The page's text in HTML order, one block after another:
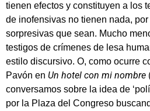
tienen efectos y constituyen a los
de inofensivas no tienen nada, por
sorpresivas que sean. Mucho
testigos de crímenes de lesa
estilo discursivo. O, como ocurre
Pavón en Un hotel con mi nombre
conversamos sobre la idea de
por la Plaza del Congreso